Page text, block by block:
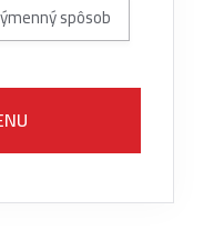
spôsob